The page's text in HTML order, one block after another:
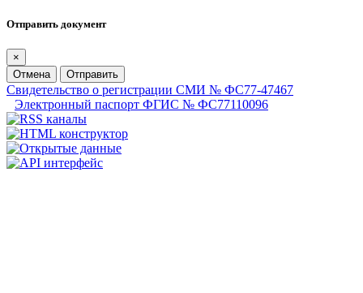
Отправить документ
×
Отмена
Отправить
Свидетельство о регистрации СМИ № ФС77-47467
Электронный паспорт ФГИС № ФС77110096